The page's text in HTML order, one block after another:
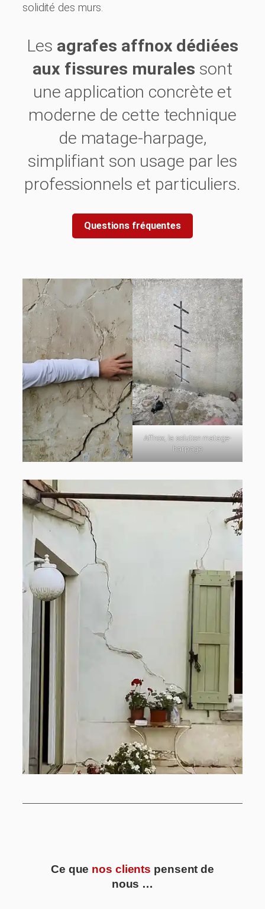
solidité des murs.
Les agrafes affnox dédiées
aux fissures murales sont
une application concrète et
moderne de cette technique
de matage-harpage,
simplifiant son usage par les
professionnels et particuliers.
Questions fréquentes
Affnox, la solution matage-
harpage
Ce que nos clients pensent de
nous …